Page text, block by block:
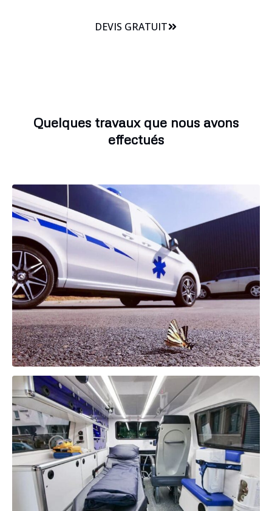
DEVIS GRATUIT
Quelques travaux que nous avons
effectués